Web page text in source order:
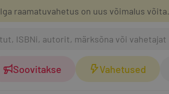
Iga raamatuvahetus on uus võimalus võita.
Soovitakse Vahetused